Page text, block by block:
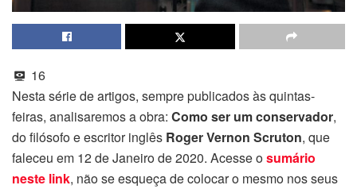
16
Nesta série de artigos, sempre publicados às quintas-
feiras, analisaremos a obra: Como ser um conservador,
do filósofo e escritor inglês Roger Vernon Scruton, que
faleceu em 12 de Janeiro de 2020. Acesse osumário
neste link, não se esqueça de colocar o mesmo nos seus